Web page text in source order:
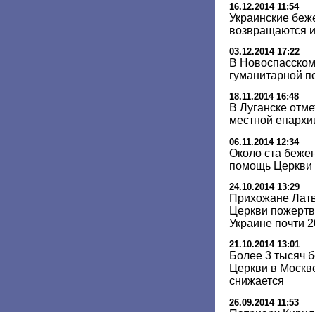
16.12.2014 11:54
Украинские
возвращаются
03.12.2014 17:22
В
гуманитарной
18.11.2014 16:48
В Луганске
местной
06.11.2014 12:34
Около ста
помощь Церкви
24.10.2014 13:29
Прихожане
Церкви
Украине почти
21.10.2014 13:01
Более 3 тысяч
Церкви в
снижается
26.09.2014 11:53